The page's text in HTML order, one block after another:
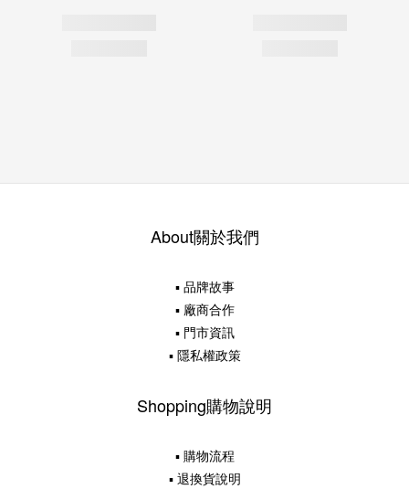
About關於我們
▪ 品牌故事
▪ 廠商合作
▪ 門市資訊
▪ 隱私權政策
Shopping購物說明
▪ 購物流程
▪ 退換貨說明